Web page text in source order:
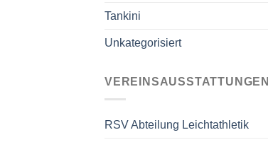
Tankini
Unkategorisiert
VEREINSAUSSTATTUNGEN
RSV Abteilung Leichtathletik